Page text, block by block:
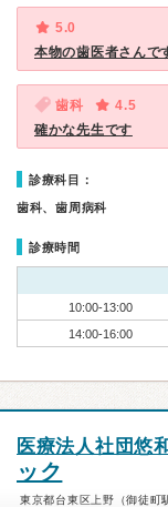
5.0
本物の歯医者さんで
歯科
4.5
確かな先生です
診療科目：
歯科、歯周病科
診療時間
10:00-13:00
14:00-16:00
医療法人社団悠
ック
東京都台東区上野（御徒町